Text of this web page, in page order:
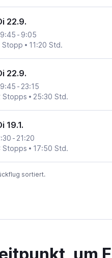
22.9.
- 9:05
Stopp
11:20 Std.
22.9.
- 23:15
Stopps
25:30 Std.
19.1.
- 21:20
Stopps
17:50 Std.
sortiert.